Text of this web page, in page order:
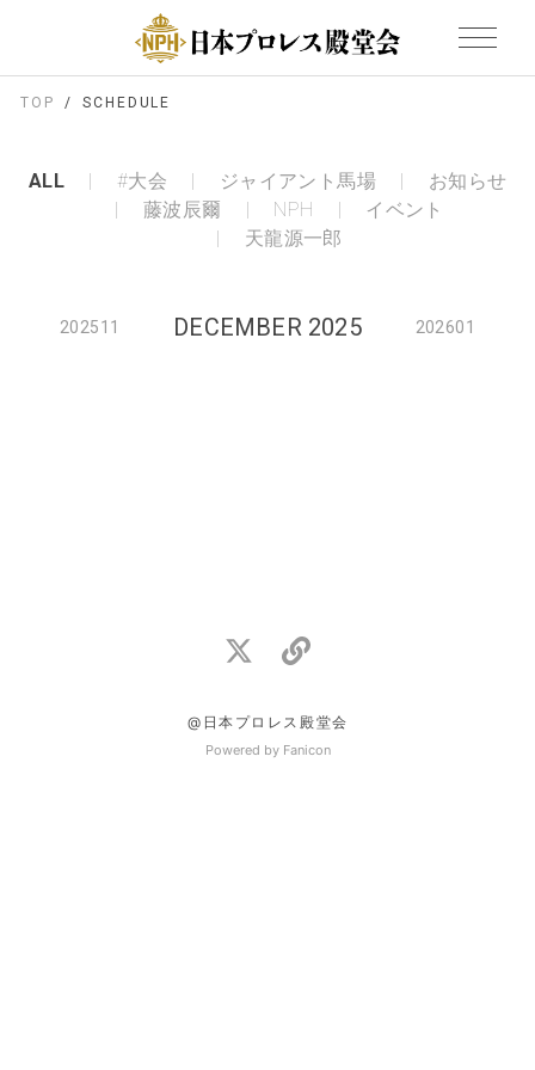
TOP SCHEDULE
ALL #大会 ジャイアント馬場
お知らせ
藤波辰爾
NPH
イベント
天龍源一郎
202511 DECEMBER 2025 202601
@日本プロレス殿堂会
Powered by Fanicon